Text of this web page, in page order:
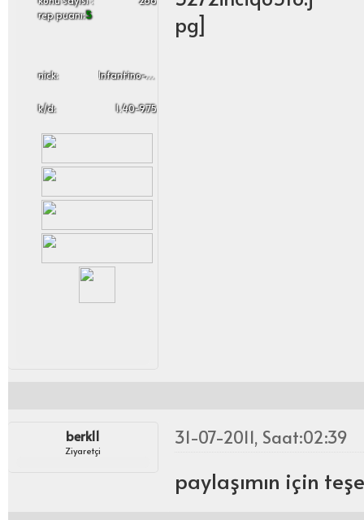
rep puanı:5
nick: Infantino-Skypulszz
k/d: 1.40-9.75
berk11
Ziyaretçi
31-07-2011, Saat:02:39
paylaşımın için